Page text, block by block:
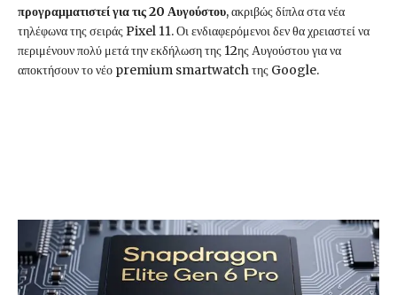
προγραμματιστεί για τις 20 Αυγούστου, ακριβώς δίπλα στα νέα
τηλέφωνα της σειράς Pixel 11. Οι ενδιαφερόμενοι δεν θα χρειαστεί να
περιμένουν πολύ μετά την εκδήλωση της 12ης Αυγούστου για να
αποκτήσουν το νέο premium smartwatch της Google.